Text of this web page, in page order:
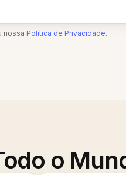
nossa Política de Privacidade.
o